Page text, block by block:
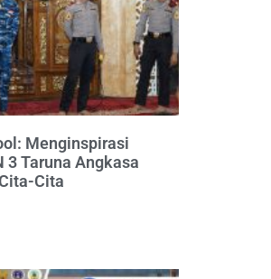
Menginspirasi
3 Taruna Angkasa
Cita